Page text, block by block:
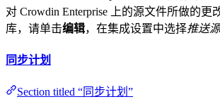
对 Crowdin Enterprise 上的源文件所做的更
库，请单击编辑，在集成设置中选择推送源
同步计划
Section titled “同步计划”